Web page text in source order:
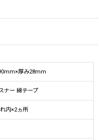
厚み28mm
ナー 綿テープ
内×2ヵ所